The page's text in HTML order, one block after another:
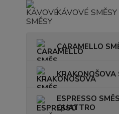
KÁVOVÉ SMĚSY
CARAMELLO
KRAKONOŠOVA
ESPRESSO SMĚS
QUATTRO